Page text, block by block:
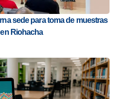
sede para toma de muestras
Riohacha